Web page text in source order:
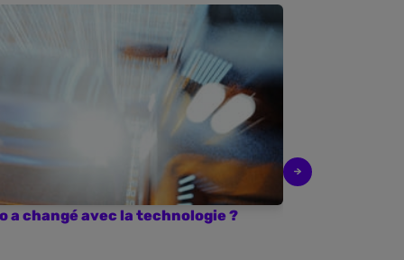
a changé avec la technologie ?